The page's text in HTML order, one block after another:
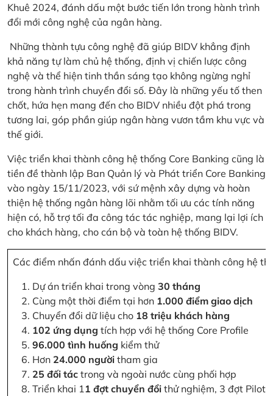
Khuê 2024, đánh dấu một bước tiến lớn trong hành trình
đổi mới công nghệ của ngân hàng.
Những thành tựu công nghệ đã giúp BIDV khẳng định
khả năng tự làm chủ hệ thống, định vị chiến lược công
nghệ và thể hiện tinh thần sáng tạo không ngừng nghỉ
trong hành trình chuyển đổi số. Đây là những yếu tố then
chốt, hứa hẹn mang đến cho BIDV nhiều đột phá trong
tương lai, góp phần giúp ngân hàng vươn tầm khu vực và
thế giới.
Việc triển khai thành công hệ thống Core Banking cũng là
tiền đề thành lập Ban Quản lý và Phát triển Core Banking
vào ngày 15/11/2023, với sứ mệnh xây dựng và hoàn
thiện hệ thống ngân hàng lõi nhằm tối ưu các tính năng
hiện có, hỗ trợ tối đa công tác tác nghiệp, mang lại lợi ích
cho khách hàng, cho cán bộ và toàn hệ thống BIDV.
Các điểm nhấn đánh dấu việc triển khai thành công hệ
Dự án triển khai trong vòng 30 tháng
Cùng một thời điểm tại hơn 1.000 điểm giao dịch
Chuyển đổi dữ liệu cho 18 triệu khách hàng
102 ứng dụng tích hợp với hệ thống Core Profile
96.000 tình huống kiểm thử
Hơn 24.000 người tham gia
25 đối tác trong và ngoài nước cùng phối hợp
Triển khai 11 đợt chuyển đổi thử nghiệm, 3 đợt Pilot